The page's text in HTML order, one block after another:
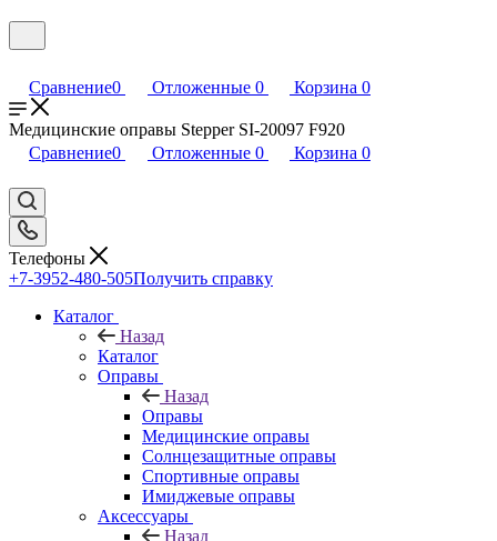
Сравнение0 Отложенные 0 Корзина 0
Медицинские оправы Stepper SI-20097 F920
Сравнение0 Отложенные 0 Корзина 0
Телефоны
+7-3952-480-505Получить справку
Каталог
Назад
Каталог
Оправы
Назад
Оправы
Медицинские оправы
Солнцезащитные оправы
Спортивные оправы
Имиджевые оправы
Аксессуары
Назад